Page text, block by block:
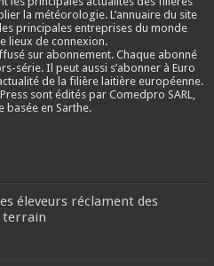
la météorologie. L’annuaire du site
principales entreprises du monde
lieux de connexion.
sur abonnement. Chaque abonné
série. Il peut aussi s’abonner à Euro
de la filière laitière européenne.
sont édités par Comedpro SARL,
basée en Sarthe.
éleveurs réclament des
terrain